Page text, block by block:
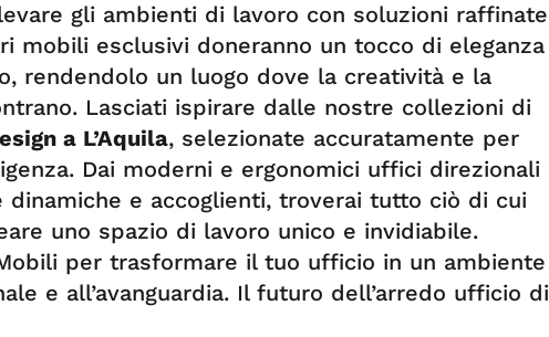
gli ambienti di lavoro con soluzioni raffinate
mobili esclusivi doneranno un tocco di eleganza
rendendolo un luogo dove la creatività e la
Lasciati ispirare dalle nostre collezioni di
a L’Aquila, selezionate accuratamente per
Dai moderni e ergonomici uffici direzionali
dinamiche e accoglienti, troverai tutto ciò di cui
uno spazio di lavoro unico e invidiabile.
per trasformare il tuo ufficio in un ambiente
e all’avanguardia. Il futuro dell’arredo ufficio di